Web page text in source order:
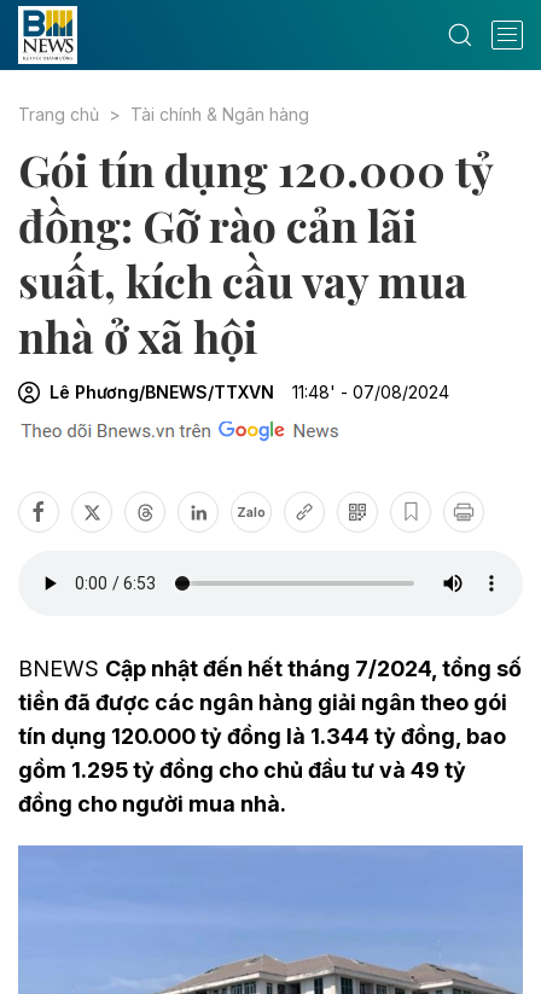
Trang chủ Tài chính & Ngân hàng
Gói tín dụng 120.000 tỷ
đồng: Gỡ rào cản lãi
suất, kích cầu vay mua
nhà ở xã hội
Lê Phương/BNEWS/TTXVN 11:48' - 07/08/2024
Zalo
BNEWS Cập nhật đến hết tháng 7/2024, tổng số
tiền đã được các ngân hàng giải ngân theo gói
tín dụng 120.000 tỷ đồng là 1.344 tỷ đồng, bao
gồm 1.295 tỷ đồng cho chủ đầu tư và 49 tỷ
đồng cho người mua nhà.